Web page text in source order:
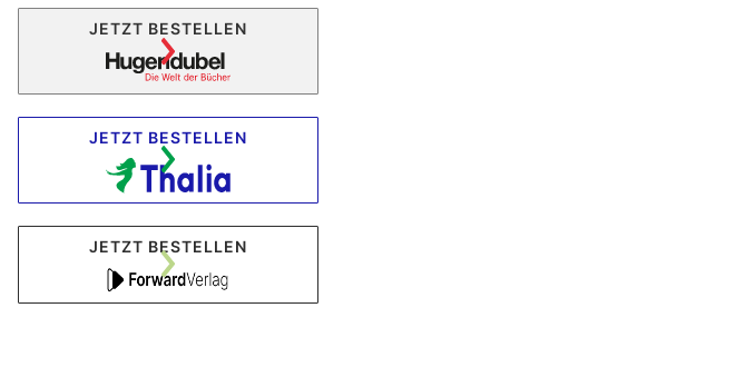
JETZT BESTELLEN
JETZT BESTELLEN
JETZT BESTELLEN